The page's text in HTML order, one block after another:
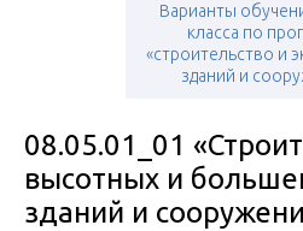
Варианты
класса по
«строительство и
зданий и
08.05.01_01
высотных и
зданий и